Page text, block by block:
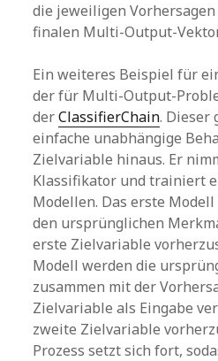
die jeweiligen
finalen Multi-Output-
Ein weiteres Beispiel für
der für Multi-Output-
derClassifierChain. Dieser
einfache unabhängige
Zielvariable hinaus. Er
Klassifikator und trainiert
Modellen. Das erste
den ursprünglichen
erste Zielvariable
Modell werden die
zusammen mit der
Zielvariable als Eingabe
zweite Zielvariable
Prozess setzt sich fort,